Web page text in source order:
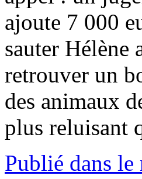
ajoute 7 000
sauter Hélène
retrouver un
des animaux
plus reluisant
Publié dans